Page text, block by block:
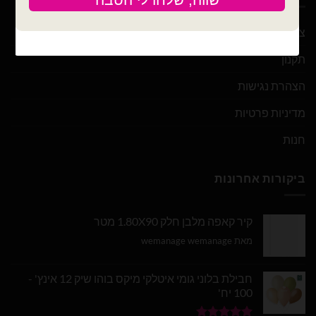
צור קשר
תקנון
הצהרת נגישות
מדיניות פרטיות
חנות
ביקורות אחרונות
קיר קאפה מלבן חלק 1.80X90 מטר
מאת wemanage wemanage
חבילת בלוני גומי איטלקי מיקס בוהו שיק 12 אינץ' -
100 יח'